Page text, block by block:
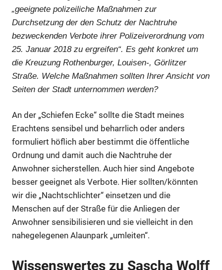
„geeignete polizeiliche Maßnahmen zur
Durchsetzung der den Schutz der Nachtruhe
bezweckenden Verbote ihrer Polizeiverordnung vom
25. Januar 2018 zu ergreifen“. Es geht konkret um
die Kreuzung Rothenburger, Louisen-, Görlitzer
Straße. Welche Maßnahmen sollten Ihrer Ansicht von
Seiten der Stadt unternommen werden?
An der „Schiefen Ecke“ sollte die Stadt meines
Erachtens sensibel und beharrlich oder anders
formuliert höflich aber bestimmt die öffentliche
Ordnung und damit auch die Nachtruhe der
Anwohner sicherstellen. Auch hier sind Angebote
besser geeignet als Verbote. Hier sollten/könnten
wir die „Nachtschlichter“ einsetzen und die
Menschen auf der Straße für die Anliegen der
Anwohner sensibilisieren und sie vielleicht in den
nahegelegenen Alaunpark „umleiten“.
Wissenswertes zu Sascha Wolff